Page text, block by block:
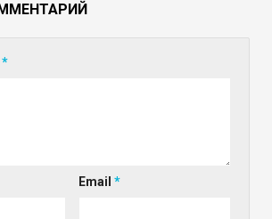
*
Email*